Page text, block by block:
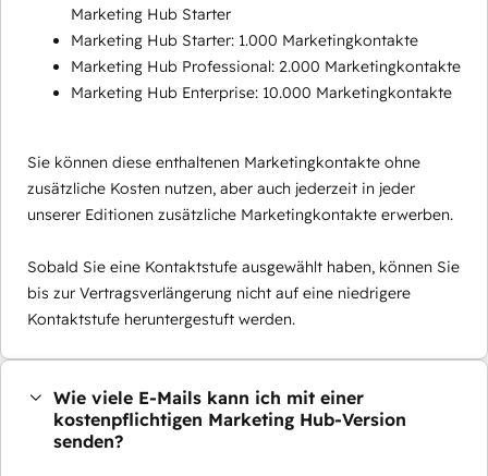
Marketing Hub Starter
Marketing Hub Starter: 1.000 Marketingkontakte
Marketing Hub Professional: 2.000 Marketingkontakte
Marketing Hub Enterprise: 10.000 Marketingkontakte
Sie können diese enthaltenen Marketingkontakte ohne
zusätzliche Kosten nutzen, aber auch jederzeit in jeder
unserer Editionen zusätzliche Marketingkontakte erwerben.
Sobald Sie eine Kontaktstufe ausgewählt haben, können Sie
bis zur Vertragsverlängerung nicht auf eine niedrigere
Kontaktstufe heruntergestuft werden.
Wie viele E-Mails kann ich mit einer
kostenpflichtigen Marketing Hub-Version
senden?